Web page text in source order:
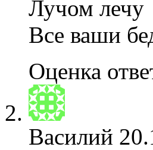
Лучом лечу
Все ваши
Оценка
Василий